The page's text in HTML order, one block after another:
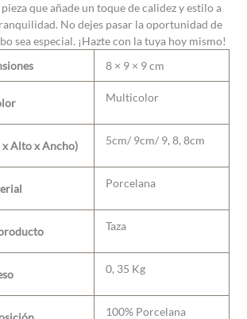
que añade un toque de calidez y estilo a
No dejes pasar la oportunidad de
sea especial. ¡Hazte con la tuya hoy mismo!
8 × 9 × 9 cm
Multicolor
x Alto x Ancho) 5cm/ 9cm/ 9, 8, 8cm
Porcelana
Taza
0, 35 Kg
100% Porcelana